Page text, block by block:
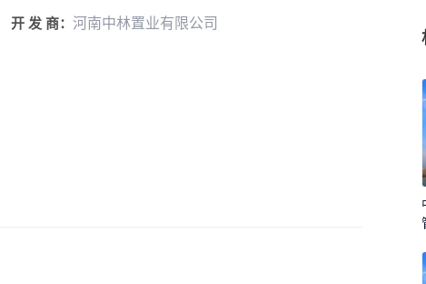
开 发 商： 河南中林置业有限公司